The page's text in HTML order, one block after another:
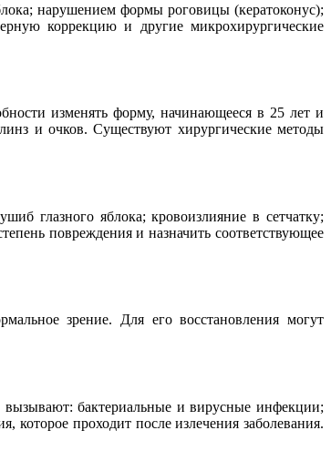
нарушением формы роговицы (кератоконус);
коррекцию и другие микрохирургические
изменять форму, начинающееся в 25 лет и
и очков. Существуют хирургические методы
глазного яблока; кровоизлияние в сетчатку;
повреждения и назначить соответствующее
зрение. Для его восстановления могут
вызывают: бактериальные и вирусные инфекции;
которое проходит после излечения заболевания.